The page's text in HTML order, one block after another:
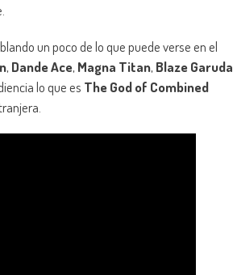
un poco de lo que puede verse en el
, Dande Ace, Magna Titan, Blaze Garuda
lo que es The God of Combined